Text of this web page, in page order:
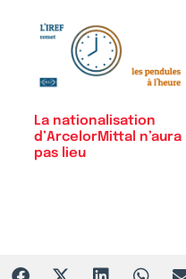
La nationalisation
d’ArcelorMittal n’aura
pas lieu